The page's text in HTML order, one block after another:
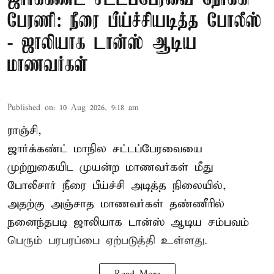
பேரணி: நீரை பீய்ச்சியடித்த போலீஸ்
- ஜாலியாக டான்ஸ் ஆடிய
மாணவர்கள்
Published on: 10 Aug 2026, 9:18 am
ராஞ்சி,
ஜார்க்கண்ட் மாநில சட்டப்பேரவையை
முற்றுகையிட முயன்ற மாணவர்கள் மீது
போலீசார் நீரை பீய்ச்சி அடித்த நிலையில்,
அதற்கு அஞ்சாத மாணவர்கள் தண்ணீரில்
நனைந்தபடி ஜாலியாக டான்ஸ் ஆடிய சம்பவம்
பெரும் பரபரப்பை ஏற்படுத்தி உள்ளது.